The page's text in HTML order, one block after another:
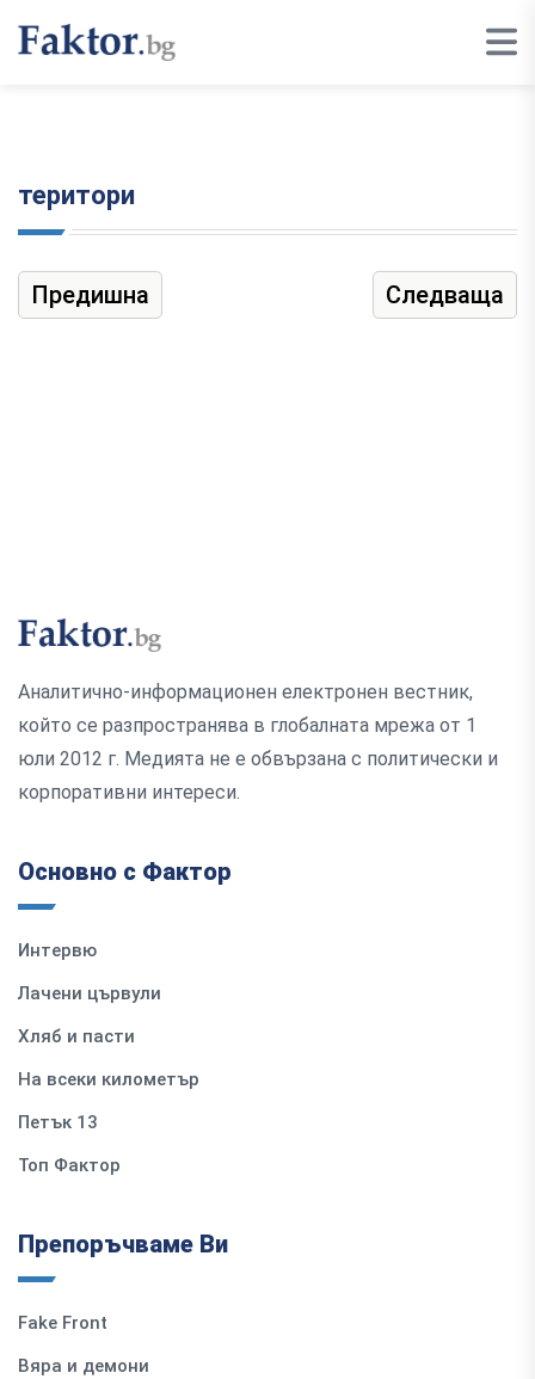
територи
Предишна Следваща
Аналитично-информационен електронен вестник,
който се разпространява в глобалната мрежа от 1
юли 2012 г. Медията не е обвързана с политически и
корпоративни интереси.
Основно с Фактор
Интервю
Лачени цървули
Хляб и пасти
На всеки километър
Петък 13
Топ Фактор
Препоръчваме Ви
Fake Front
Вяра и демони